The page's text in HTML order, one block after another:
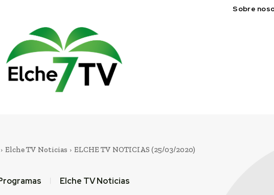
Sobre
Elche TV Noticias ELCHE TV NOTICIAS (25/03/2020)
Elche TV Noticias